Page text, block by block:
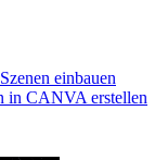
einbauen
in CANVA erstellen